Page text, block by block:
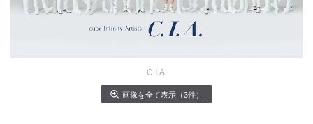
C.I.A.
画像を全て表示（3件）